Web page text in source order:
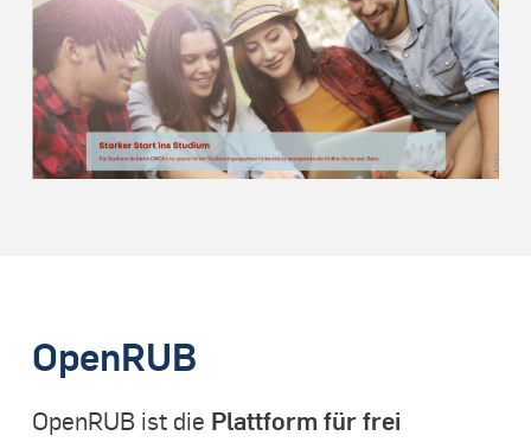
OpenRUB
OpenRUB ist die Plattform für frei